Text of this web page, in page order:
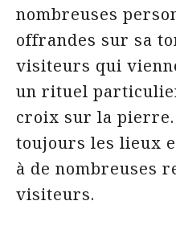
nombreuses
offrandes sur sa
visiteurs qui
un rituel
croix sur la
toujours les lieux
à de nombreuses
visiteurs.